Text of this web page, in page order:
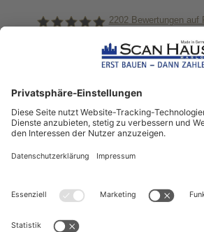
ScanHaus Marlow
2202 Bewertungen auf
informiert!
Aktuelle News rund um
das Thema Hausbau
Sofort informiert über